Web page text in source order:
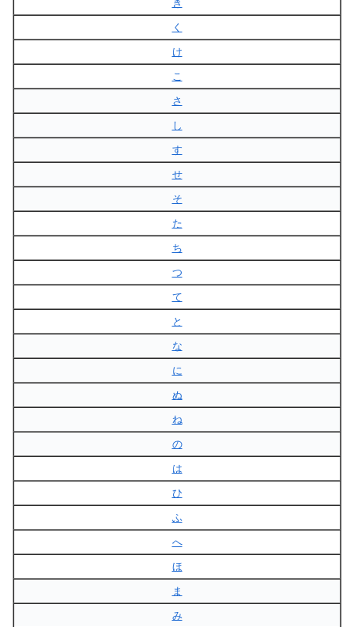
き
く
け
こ
さ
し
す
せ
そ
た
ち
つ
て
と
な
に
ぬ
ね
の
は
ひ
ふ
へ
ほ
ま
み